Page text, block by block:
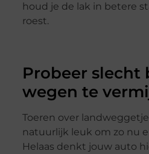
houd je de lak in betere
roest.
Probeer slecht
wegen te
Toeren over
natuurlijk leuk om zo nu
Helaas denkt jouw auto